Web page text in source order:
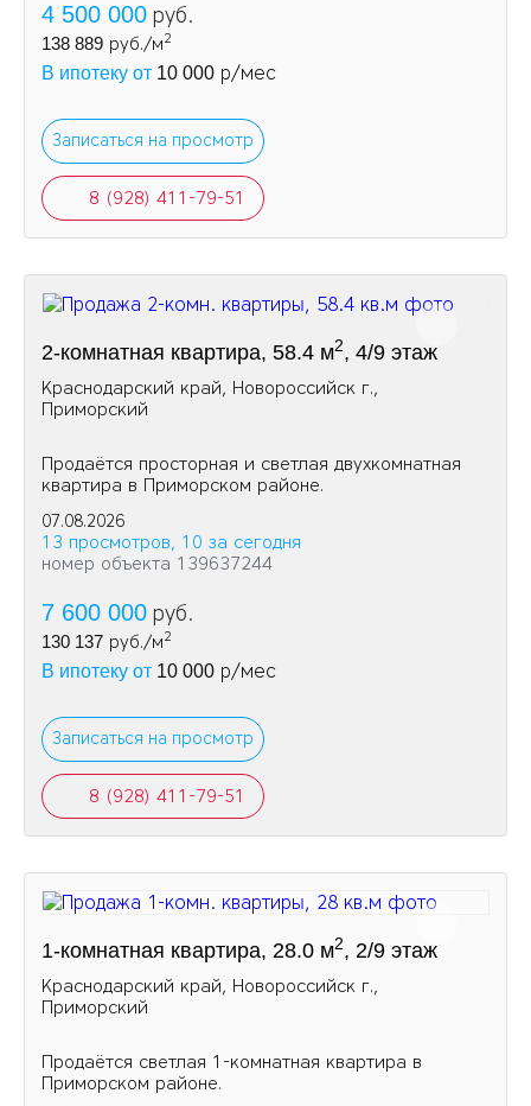
4 500 000 руб.
138 889 руб./м2
В ипотеку от 10 000 р/мес
Записаться на просмотр
8 (928) 411-79-51
2-комнатная квартира, 58.4 м2, 4/9 этаж
Краснодарский край, Новороссийск г.,
Приморский
Продаётся просторная и светлая двухкомнатная
квартира в Приморском районе.
07.08.2026
13 просмотров, 10 за сегодня
номер объекта 139637244
7 600 000 руб.
130 137 руб./м2
В ипотеку от 10 000 р/мес
Записаться на просмотр
8 (928) 411-79-51
1-комнатная квартира, 28.0 м2, 2/9 этаж
Краснодарский край, Новороссийск г.,
Приморский
Продаётся светлая 1-комнатная квартира в
Приморском районе.